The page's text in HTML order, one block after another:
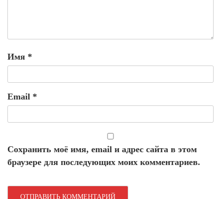
Имя *
Email *
Сохранить моё имя, email и адрес сайта в этом
браузере для последующих моих комментариев.